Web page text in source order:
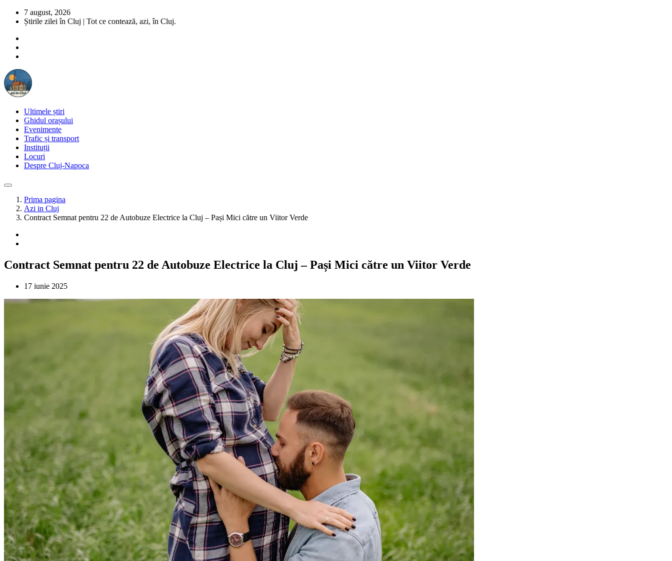
7 august, 2026
Știrile zilei în Cluj | Tot ce contează, azi, în Cluj.
Ultimele știri
Ghidul orașului
Evenimente
Trafic și transport
Instituții
Locuri
Despre Cluj-Napoca
Prima pagina
Azi in Cluj
Contract Semnat pentru 22 de Autobuze Electrice la Cluj – Pași Mici către un Viitor Verde
Contract Semnat pentru 22 de Autobuze Electrice la Cluj – Pași Mici către un Viitor Verde
17 iunie 2025